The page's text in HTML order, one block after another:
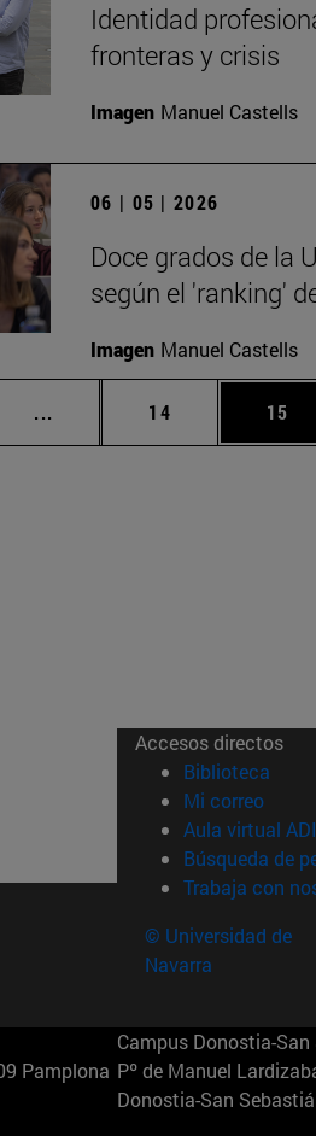
Identidad
fronteras y crisis
Imagen Manuel Castells
06 | 05 | 2026
Doce grados de la
según el 'ranking'
Imagen Manuel Castells
... Páginas intermedias Use
Página
14 15
Accesos directos
Biblioteca
Mi correo(abre
Aula virtual ADI
Búsqueda de
Trabaja con
© Universidad de
Navarra
Pamplona
Campus Donostia-
Pº de Manuel
Donostia-San